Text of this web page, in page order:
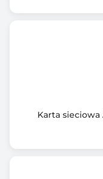
Karta sieciowa